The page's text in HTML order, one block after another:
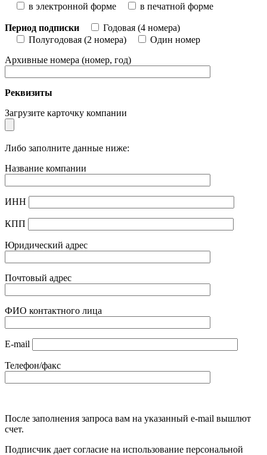
в электронной форме в печатной форме
Период подписки
Годовая (4 номера)
Полугодовая (2 номера)
Один номер
Архивные номера (номер, год)
Реквизиты
Загрузите карточку компании
Либо заполните данные ниже:
Название компании
ИНН
КПП
Юридический адрес
Почтовый адрес
ФИО контактного лица
E-mail
Телефон/факс
После заполнения запроса вам на указанный e-mail вышлют
счет.
Подписчик дает согласие на использование персональной